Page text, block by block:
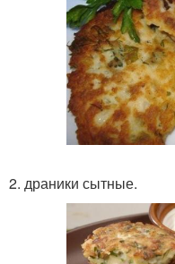
2. драники сытные.